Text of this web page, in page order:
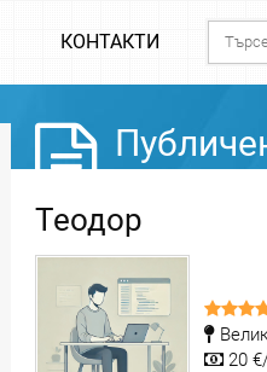
КОНТАКТИ
Теодор
20